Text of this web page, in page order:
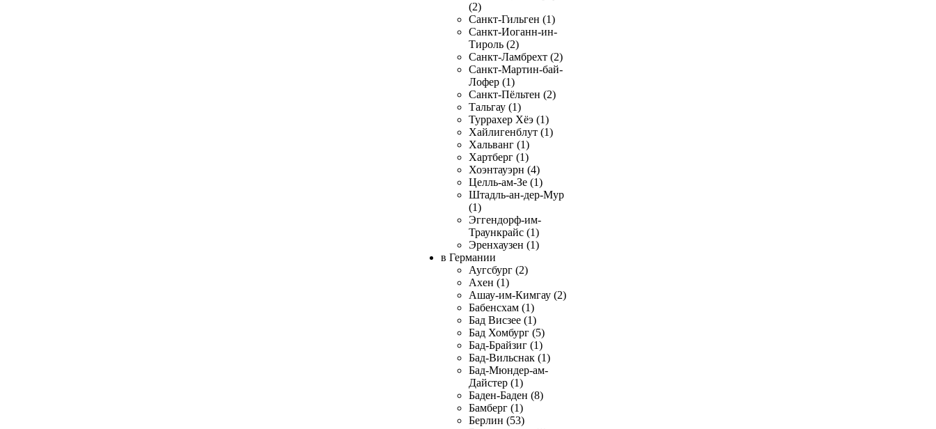
(2)
Санкт-Гильген (1)
Санкт-Иоганн-ин-
Тироль (2)
Санкт-Ламбрехт (2)
Санкт-Мартин-бай-
Лофер (1)
Санкт-Пёльтен (2)
Тальгау (1)
Туррахер Хёэ (1)
Хайлигенблут (1)
Хальванг (1)
Хартберг (1)
Хоэнтауэрн (4)
Целль-ам-Зе (1)
Штадль-ан-дер-Мур
(1)
Эггендорф-им-
Траункрайс (1)
Эренхаузен (1)
в Германии
Аугсбург (2)
Ахен (1)
Ашау-им-Кимгау (2)
Бабенсхам (1)
Бад Висзее (1)
Бад Хомбург (5)
Бад-Брайзиг (1)
Бад-Вильснак (1)
Бад-Мюндер-ам-
Дайстер (1)
Баден-Баден (8)
Бамберг (1)
Берлин (53)